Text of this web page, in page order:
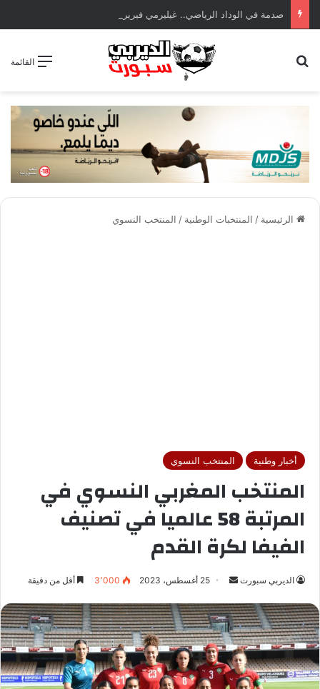
القائمة
الرئيسية / المنتخبات الوطنية / المنتخب النسوي
أخبار وطنية المنتخب النسوي
المنتخب المغربي النسوي في
المرتبة 58 عالميا في تصنيف
الفيفا لكرة القدم
الديربي سبورت
س
ل
ب
ر
ي
25 أغسطس، 2023 3٬000 أقل من دقيقة